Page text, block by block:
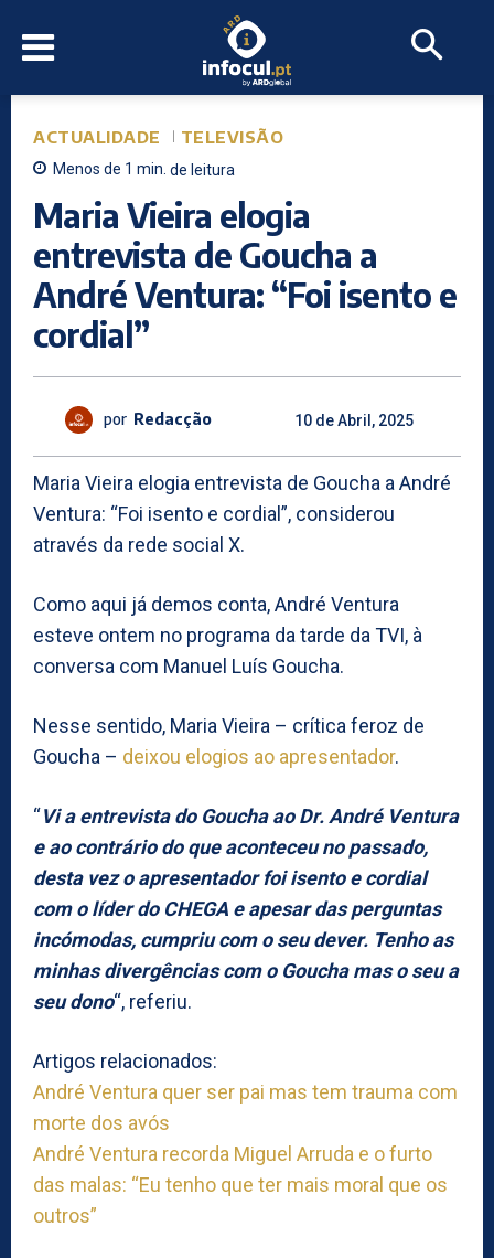
ACTUALIDADE TELEVISÃO
Menos de 1 min. de leitura
Maria Vieira elogia
entrevista de Goucha a
André Ventura: “Foi isento e
cordial”
por Redacção 10 de Abril, 2025
Maria Vieira elogia entrevista de Goucha a André
Ventura: “Foi isento e cordial”, considerou
através da rede social X.
Como aqui já demos conta, André Ventura
esteve ontem no programa da tarde da TVI, à
conversa com Manuel Luís Goucha.
Nesse sentido, Maria Vieira – crítica feroz de
Goucha – deixou elogios ao apresentador.
“Vi a entrevista do Goucha ao Dr. André Ventura
e ao contrário do que aconteceu no passado,
desta vez o apresentador foi isento e cordial
com o líder do CHEGA e apesar das perguntas
incómodas, cumpriu com o seu dever. Tenho as
minhas divergências com o Goucha mas o seu a
seu dono“, referiu.
Artigos relacionados:
André Ventura quer ser pai mas tem trauma com
morte dos avós
André Ventura recorda Miguel Arruda e o furto
das malas: “Eu tenho que ter mais moral que os
outros”